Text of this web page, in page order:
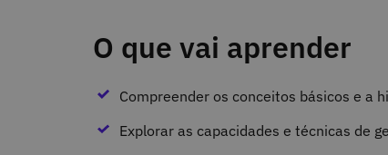
O que vai aprender
Compreender os conceitos básicos e a
Explorar as capacidades e técnicas de